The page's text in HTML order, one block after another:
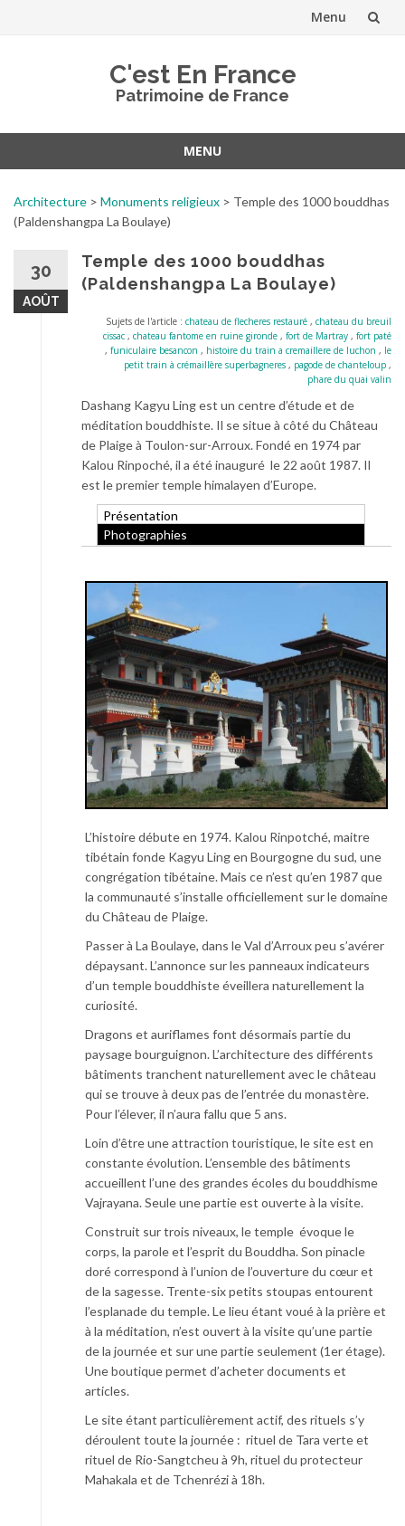
Menu
C'est En France
Patrimoine de France
MENU
contenu
Architecture > Monuments religieux > Temple des 1000 bouddhas
(Paldenshangpa La Boulaye)
30
AOÛT
Temple des 1000 bouddhas
(Paldenshangpa La Boulaye)
Sujets de l'article : chateau de flecheres restauré , chateau du breuil
cissac , chateau fantome en ruine gironde , fort de Martray , fort paté
, funiculaire besancon , histoire du train a cremaillere de luchon , le
petit train à crémaillère superbagneres , pagode de chanteloup ,
phare du quai valin
Dashang Kagyu Ling est un centre d’étude et de
méditation bouddhiste. Il se situe à côté du Château
de Plaige à Toulon-sur-Arroux. Fondé en 1974 par
Kalou Rinpoché, il a été inauguré le 22 août 1987. Il
est le premier temple himalayen d’Europe.
Présentation
Photographies
L’histoire débute en 1974. Kalou Rinpotché, maitre
tibétain fonde Kagyu Ling en Bourgogne du sud, une
congrégation tibétaine. Mais ce n’est qu’en 1987 que
la communauté s’installe officiellement sur le domaine
du Château de Plaige.
Passer à La Boulaye, dans le Val d’Arroux peu s’avérer
dépaysant. L’annonce sur les panneaux indicateurs
d’un temple bouddhiste éveillera naturellement la
curiosité.
Dragons et auriflames font désormais partie du
paysage bourguignon. L’architecture des différents
bâtiments tranchent naturellement avec le château
qui se trouve à deux pas de l’entrée du monastère.
Pour l’élever, il n’aura fallu que 5 ans.
Loin d’être une attraction touristique, le site est en
constante évolution. L’ensemble des bâtiments
accueillent l’une des grandes écoles du bouddhisme
Vajrayana. Seule une partie est ouverte à la visite.
Construit sur trois niveaux, le temple évoque le
corps, la parole et l’esprit du Bouddha. Son pinacle
doré correspond à l’union de l’ouverture du cœur et
de la sagesse. Trente-six petits stoupas entourent
l’esplanade du temple. Le lieu étant voué à la prière et
à la méditation, n’est ouvert à la visite qu’une partie
de la journée et sur une partie seulement (1er étage).
Une boutique permet d’acheter documents et
articles.
Le site étant particulièrement actif, des rituels s’y
déroulent toute la journée : rituel de Tara verte et
rituel de Rio-Sangtcheu à 9h, rituel du protecteur
Mahakala et de Tchenrézi à 18h.